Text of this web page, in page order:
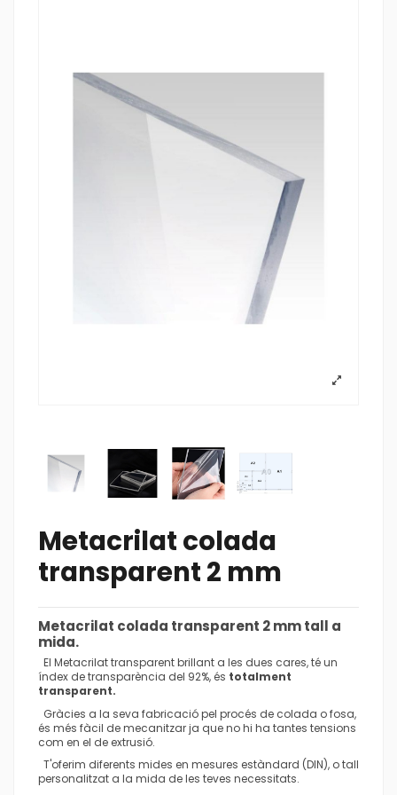
Metacrilat colada
transparent 2 mm
Metacrilat colada transparent 2 mmtall a
mida.
El Metacrilat transparent brillant a les dues cares, té un
índex de transparència del 92%, és totalment
transparent.
Gràcies a la seva fabricació pel procés de colada o fosa,
és més fàcil de mecanitzar ja que no hi ha tantes tensions
com en el de extrusió.
T'oferim diferents mides en mesures estàndard (DIN), o tall
personalitzat a la mida de les teves necessitats.